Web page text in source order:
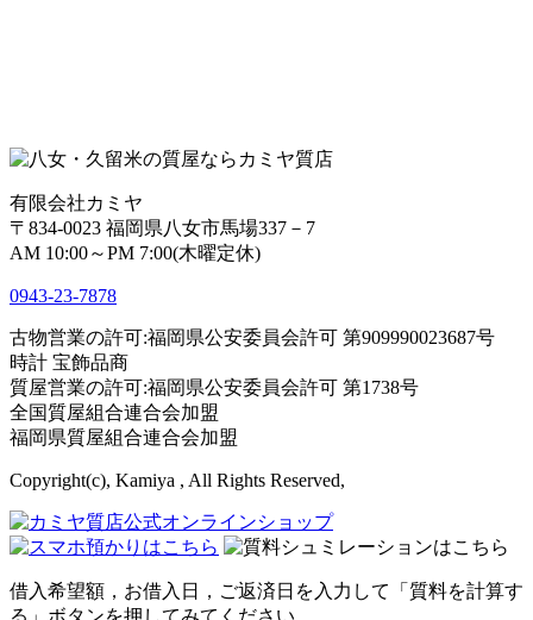
有限会社カミヤ
〒834-0023 福岡県八女市馬場337－7
AM 10:00～PM 7:00(木曜定休)
0943-23-7878
古物営業の許可:福岡県公安委員会許可 第909990023687号
時計 宝飾品商
質屋営業の許可:福岡県公安委員会許可 第1738号
全国質屋組合連合会加盟
福岡県質屋組合連合会加盟
Copyright(c), Kamiya , All Rights Reserved,
借入希望額，お借入日，ご返済日を入力して「質料を計算す